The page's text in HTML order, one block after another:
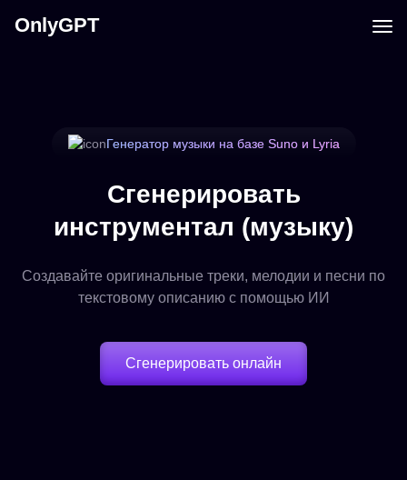
OnlyGPT
Генератор музыки на базе Suno и Lyria
Сгенерировать
инструментал (музыку)
Создавайте оригинальные треки, мелодии и песни по
текстовому описанию с помощью ИИ
Сгенерировать онлайн